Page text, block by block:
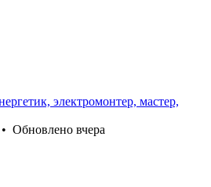
электромонтер, мастер,
• Обновлено вчера